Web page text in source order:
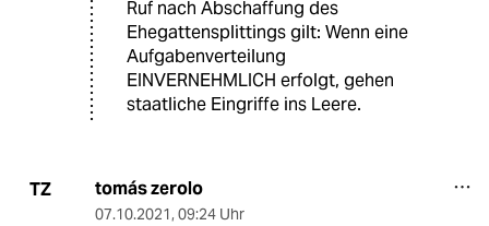
Ruf nach Abschaffung des
Ehegattensplittings gilt: Wenn eine
Aufgabenverteilung
EINVERNEHMLICH erfolgt, gehen
staatliche Eingriffe ins Leere.
TZ tomás zerolo
07.10.2021, 09:24 Uhr